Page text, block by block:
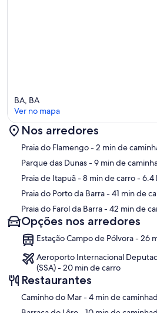
Mapa
BA, BA
Ver no mapa
Nos arredores
Praia do Flamengo- 2 min de
Parque das Dunas- 9 min de
Praia de Itapuã- 8 min de carro- 6.4
Praia do Porto da Barra- 41 min de
Praia do Farol da Barra- 42 min de
Opções nos arredores
Estação Campo de Pólvora - 26
Aeroporto Internacional
(SSA) - 20 min de carro
Restaurantes
‪Caminho do Mar - ‬4 min de